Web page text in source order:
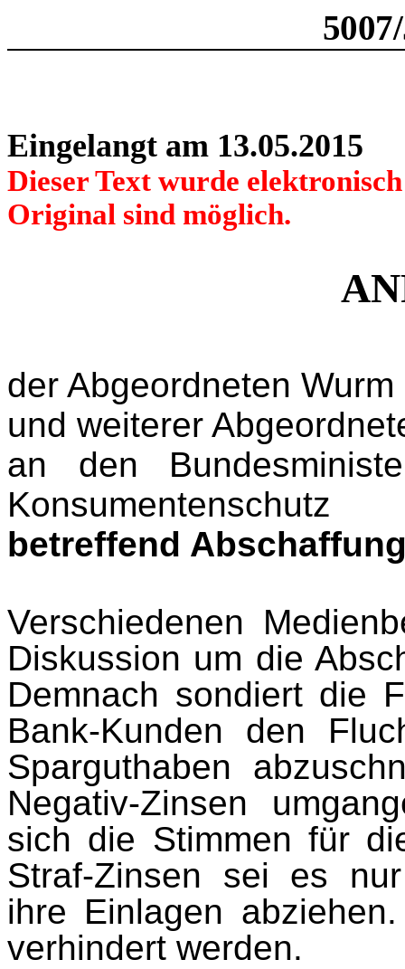
Eingelangt am 13.05.2015
Dieser Text wurde
Original sind möglich.
der Abgeordneten Wurm
und weiterer
an den
Konsumentenschutz
betreffend
Verschiedenen
Diskussion um die
Demnach sondiert die
Bank-Kunden den
Sparguthaben
Negativ-Zinsen
sich die Stimmen für
Straf-Zinsen sei es
ihre Einlagen
verhindert werden.